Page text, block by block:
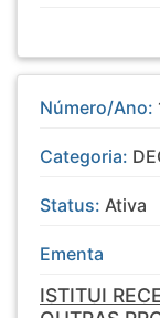
Número/Ano:
Categoria:
Status: Ativa
Ementa
ISTITUI